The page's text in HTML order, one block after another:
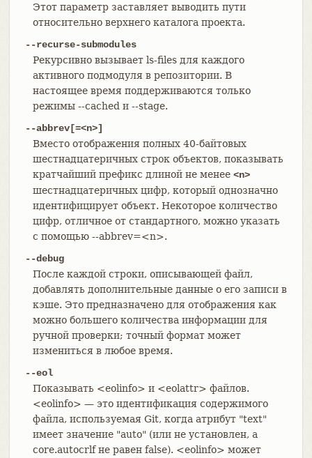
Этот параметр заставляет выводить пути
относительно верхнего каталога проекта.
--recurse-submodules
Рекурсивно вызывает ls-files для каждого
активного подмодуля в репозитории. В
настоящее время поддерживаются только
режимы --cached и --stage.
--abbrev[=<n>]
Вместо отображения полных 40-байтовых
шестнадцатеричных строк объектов, показывать
кратчайший префикс длиной не менее <n>
шестнадцатеричных цифр, который однозначно
идентифицирует объект. Некоторое количество
цифр, отличное от стандартного, можно указать
с помощью --abbrev=<n>.
--debug
После каждой строки, описывающей файл,
добавлять дополнительные данные о его записи в
кэше. Это предназначено для отображения как
можно большего количества информации для
ручной проверки; точный формат может
измениться в любое время.
--eol
Показывать <eolinfo> и <eolattr> файлов.
<eolinfo> — это идентификация содержимого
файла, используемая Git, когда атрибут "text"
имеет значение "auto" (или не установлен, а
core.autocrlf не равен false). <eolinfo> может